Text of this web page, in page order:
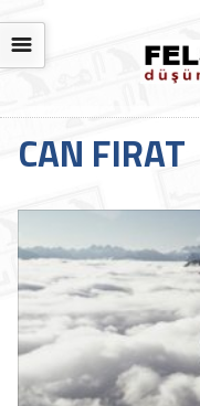
☰
CAN FIRAT